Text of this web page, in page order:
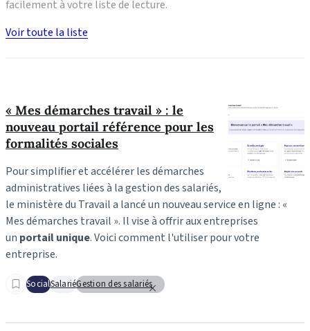
« Mes démarches travail » : le
nouveau portail référence pour les
formalités sociales
Pour simplifier et accélérer les démarches
administratives liées à la gestion des salariés,
le ministère du Travail a lancé un nouveau service en ligne : «
Mes démarches travail ». Il vise à offrir aux entreprises
un portail unique. Voici comment l'utiliser pour votre
entreprise.
SocialSalariéGestion des salariés
facilement à votre liste de lecture.
Voir toute la liste